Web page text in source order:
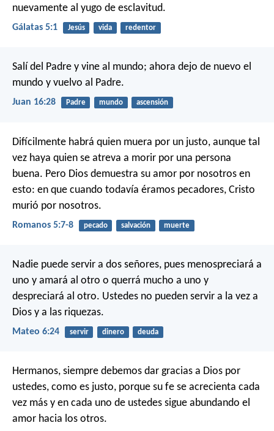
nuevamente al yugo de esclavitud.
Gálatas 5:1 Jesús vida redentor
Salí del Padre y vine al mundo; ahora dejo de nuevo el
mundo y vuelvo al Padre.
Juan 16:28 Padre mundo ascensión
Difícilmente habrá quien muera por un justo, aunque tal
vez haya quien se atreva a morir por una persona
buena. Pero Dios demuestra su amor por nosotros en
esto: en que cuando todavía éramos pecadores, Cristo
murió por nosotros.
Romanos 5:7-8 pecado salvación muerte
Nadie puede servir a dos señores, pues menospreciará a
uno y amará al otro o querrá mucho a uno y
despreciará al otro. Ustedes no pueden servir a la vez a
Dios y a las riquezas.
Mateo 6:24 servir dinero deuda
Hermanos, siempre debemos dar gracias a Dios por
ustedes, como es justo, porque su fe se acrecienta cada
vez más y en cada uno de ustedes sigue abundando el
amor hacia los otros.